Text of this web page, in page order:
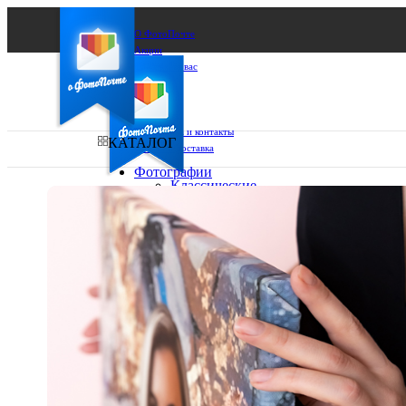
О ФотоПочте
Акции
Сделаем за вас
Бизнесу
FAQ
Франшиза
Поддержка и контакты
Оплата и доставка
Ваш город:
Ваш регион доставки
Выберите из списка:
КАТАЛОГ
Фотографии
Классические
10х15
13х18
15х15
15х20
20х20
20х30
30х30
30х40
А4
Фото